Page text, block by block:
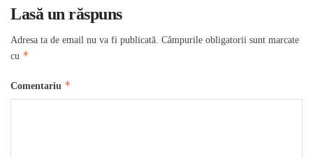
Lasă un răspuns
Adresa ta de email nu va fi publicată. Câmpurile obligatorii sunt marcate
cu *
Comentariu *